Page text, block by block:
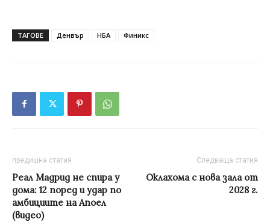
ТАГОВЕ Денвър НБА Финикс
предишна статия
Реал Мадрид не спира у
дома: 12 поред и удар по
амбициите на Апоел
(видео)
Следваща статия
Оклахома с нова зала от
2028 г.